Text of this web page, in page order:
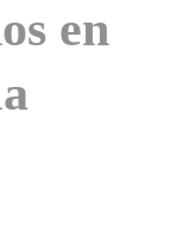
en